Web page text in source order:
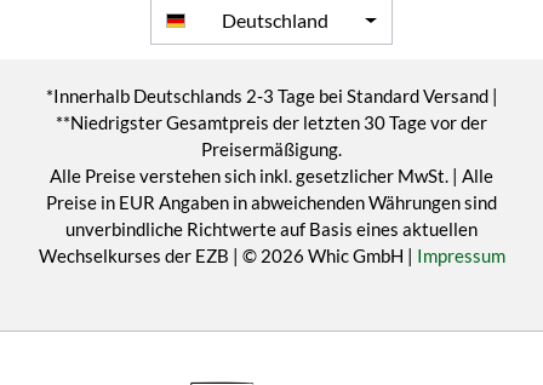
Deutschland
*Innerhalb Deutschlands 2-3 Tage bei Standard Versand |
**Niedrigster Gesamtpreis der letzten 30 Tage vor der
Preisermäßigung.
Alle Preise verstehen sich inkl. gesetzlicher MwSt. | Alle
Preise in EUR Angaben in abweichenden Währungen sind
unverbindliche Richtwerte auf Basis eines aktuellen
Wechselkurses der EZB | © 2026 Whic GmbH | Impressum